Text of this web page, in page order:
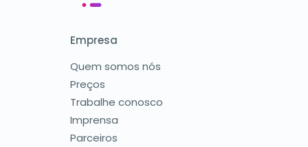
Empresa
Quem somos nós
Preços
Trabalhe conosco
Imprensa
Parceiros